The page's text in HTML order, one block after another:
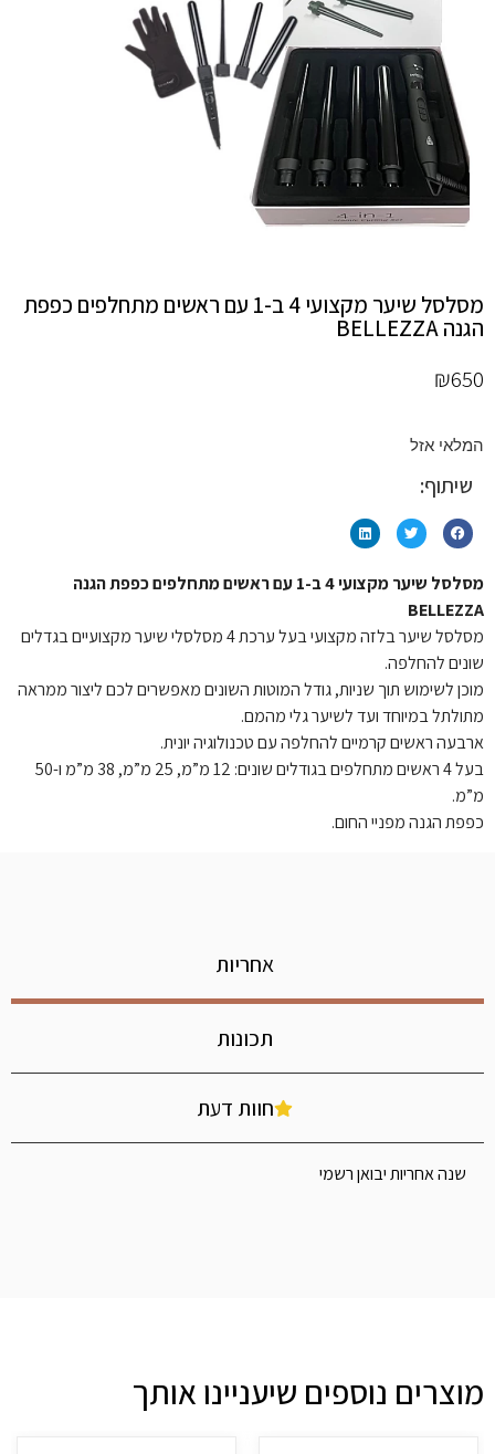
הוסף קו תחתון לקישורים
סמן קישורים
לאפס
האפשרויות
מסלסל שיער מקצועי 4 ב-1 עם ראשים מתחלפים כפפת
הגנה BELLEZZA
₪650
המלאי אזל
שיתוף:
מסלסל שיער מקצועי 4 ב-1 עם ראשים מתחלפים כפפת הגנה
BELLEZZA
מסלסל שיער בלזה מקצועי בעל ערכת 4 מסלסלי שיער מקצועיים בגדלים
שונים להחלפה.
מוכן לשימוש תוך שניות, גודל המוטות השונים מאפשרים לכם ליצור ממראה
מתולתל במיוחד ועד לשיער גלי מהמם.
ארבעה ראשים קרמיים להחלפה עם טכנולוגיה יונית.
בעל 4 ראשים מתחלפים בגודלים שונים: 12 מ”מ, 25 מ”מ, 38 מ”מ ו-50
מ”מ.
כפפת הגנה מפניי החום.
אחריות
תכונות
חוות דעת
שנה אחריות יבואן רשמי
מוצרים נוספים שיעניינו אותך